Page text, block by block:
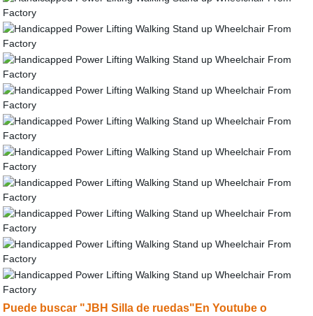
Puede buscar "JBH Silla de ruedas"En Youtube o